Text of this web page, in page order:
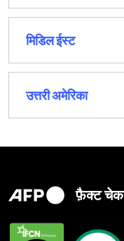
मिडिल ईस्ट
उत्तरी अमेरिका
फ़ैक्ट चेक